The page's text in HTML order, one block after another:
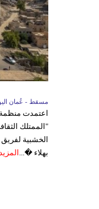
مسقط - عُمان
اعتمدت منظمة
"الممتلك
الخشبية
بهلاء �...